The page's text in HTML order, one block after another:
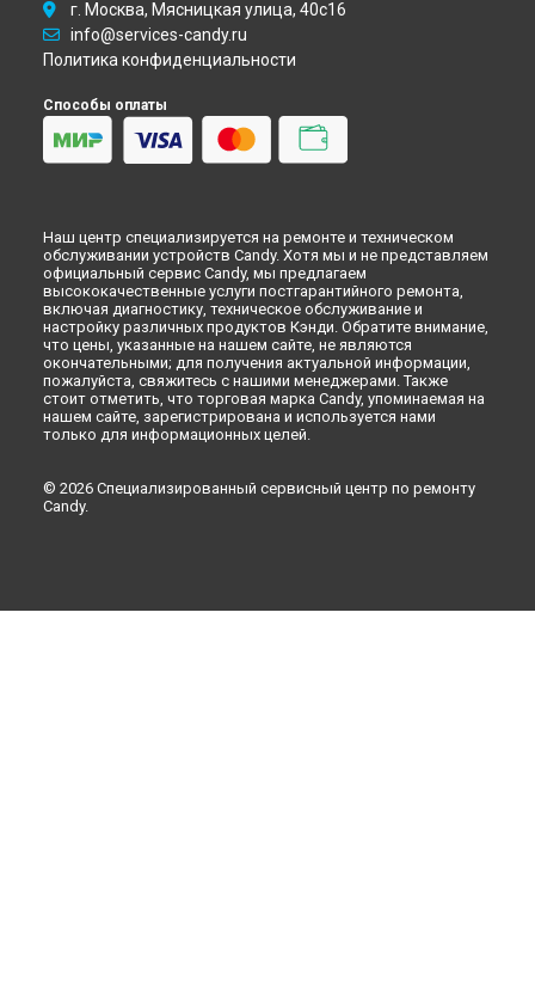
г. Москва, Мясницкая улица, 40с16
info@services-candy.ru
Политика конфиденциальности
Способы оплаты
Наш центр специализируется на ремонте и техническом
обслуживании устройств Candy. Хотя мы и не представляем
официальный сервис Candy, мы предлагаем
высококачественные услуги постгарантийного ремонта,
включая диагностику, техническое обслуживание и
настройку различных продуктов Кэнди. Обратите внимание,
что цены, указанные на нашем сайте, не являются
окончательными; для получения актуальной информации,
пожалуйста, свяжитесь с нашими менеджерами. Также
стоит отметить, что торговая марка Candy, упоминаемая на
нашем сайте, зарегистрирована и используется нами
только для информационных целей.
© 2026 Специализированный сервисный центр по ремонту
Candy.